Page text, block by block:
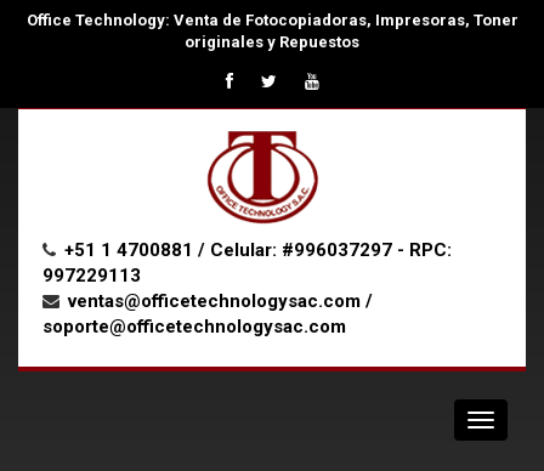
Office Technology: Venta de Fotocopiadoras, Impresoras, Toner
originales y Repuestos
+51 1 4700881 / Celular: #996037297 - RPC:
997229113
ventas@officetechnologysac.com /
soporte@officetechnologysac.com